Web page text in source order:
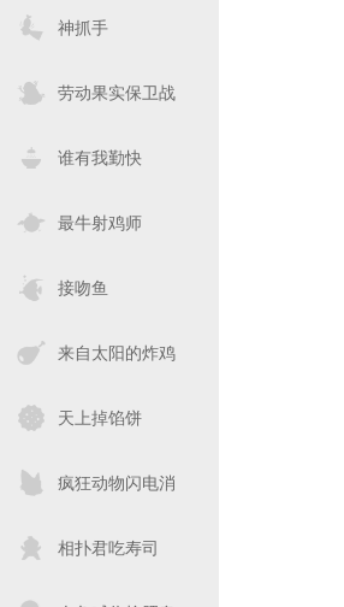
神抓手
劳动果实保卫战
谁有我勤快
最牛射鸡师
接吻鱼
来自太阳的炸鸡
天上掉馅饼
疯狂动物闪电消
相扑君吃寿司